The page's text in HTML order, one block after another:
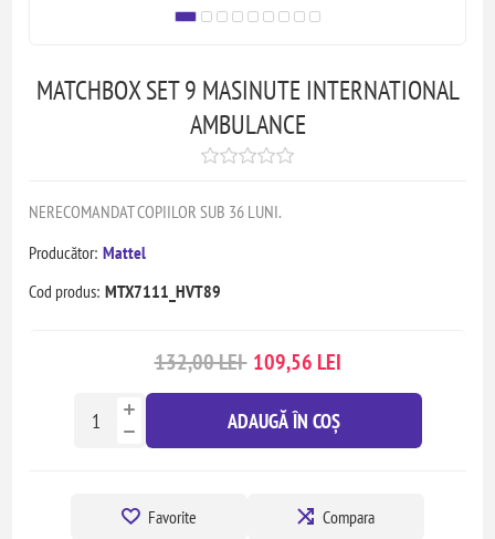
MATCHBOX SET 9 MASINUTE INTERNATIONAL
AMBULANCE
NERECOMANDAT COPIILOR SUB 36 LUNI.
Producător: Mattel
Cod produs: MTX7111_HVT89
132,00 LEI 109,56 LEI
ADAUGĂ ÎN COȘ
Favorite Compara